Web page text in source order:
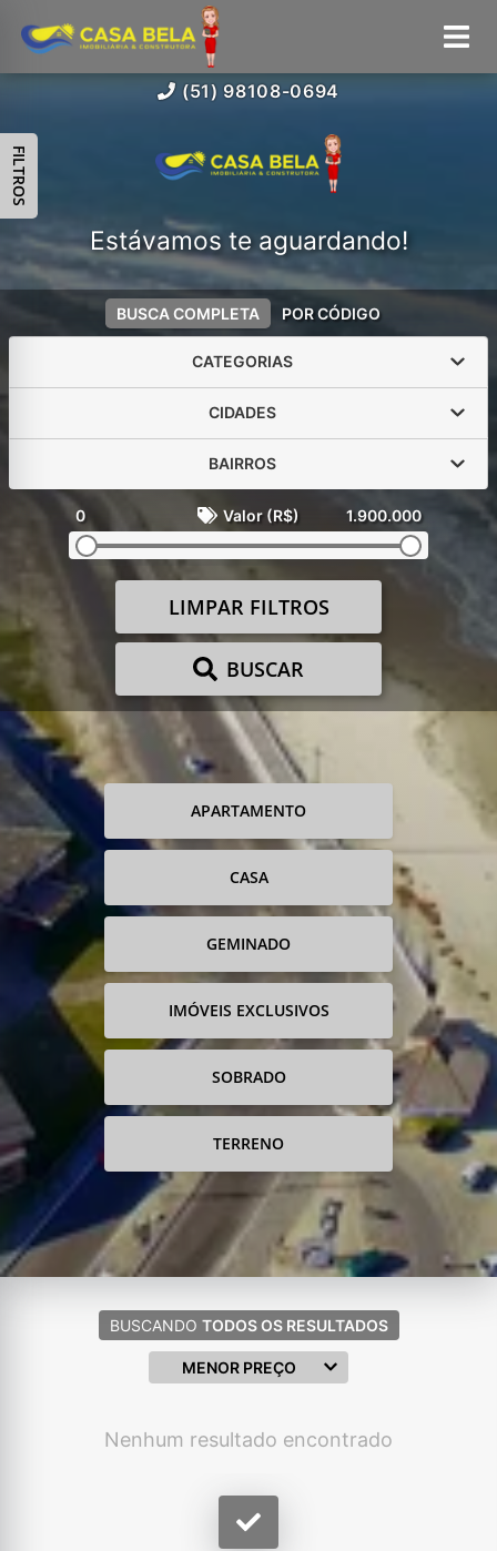
(51) 98108-0694
Estávamos te aguardando!
BUSCA COMPLETA POR CÓDIGO
CATEGORIAS
CIDADES
BAIRROS
0 Valor (R$) 1.900.000
LIMPAR FILTROS
BUSCAR
APARTAMENTO
CASA
GEMINADO
IMÓVEIS EXCLUSIVOS
SOBRADO
TERRENO
FILTROS
BUSCANDO TODOS OS RESULTADOS
MENOR PREÇO
Nenhum resultado encontrado